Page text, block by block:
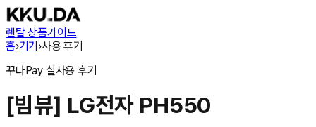
렌탈 상품가이드
홈›기기›사용 후기
꾸다Pay 실사용 후기
[빔뷰] LG전자 PH550